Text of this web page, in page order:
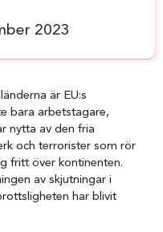
2023
är EU:s
bara arbetstagare,
nytta av den fria
och terrorister som rör
fritt över kontinenten.
av skjutningar i
har blivit